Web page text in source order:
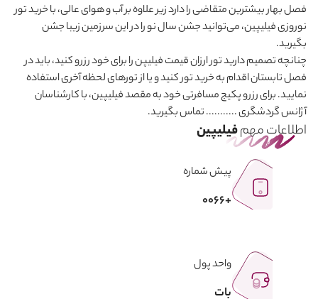
فصل بهار بیشترین متقاضی را دارد زیر علاوه بر آب و هوای عالی، با خرید تور
نوروزی فیلیپین، میتوانید جشن سال نو را در این سرزمین زیبا جشن
بگیرید.
چنانچه تصمیم دارید تور ارزان قیمت فیلیپن را برای خود رزرو کنید، باید در
فصل تابستان اقدام به خرید تور کنید و یا از تورهای لحظه آخری استفاده
نمایید. برای رزرو پکیج مسافرتی خود به مقصد فیلیپین، با کارشناسان
آژانس گردشگری ........... تماس بگیرید.
اطلاعات مهمفیلیپین
پیش شماره
+0066
واحد پول
بات